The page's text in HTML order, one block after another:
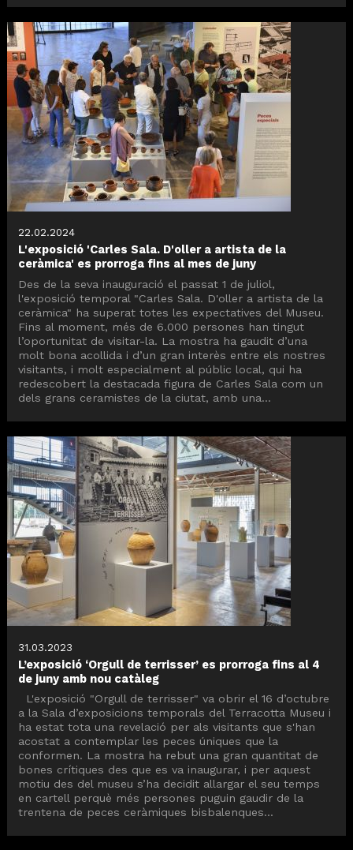
22.02.2024
L'exposició 'Carles Sala. D'oller a artista de la
ceràmica' es prorroga fins al mes de juny
Des de la seva inauguració el passat 1 de juliol,
l'exposició temporal "Carles Sala. D'oller a artista de la
ceràmica" ha superat totes les expectatives del Museu.
Fins al moment, més de 6.000 persones han tingut
l’oportunitat de visitar-la. La mostra ha gaudit d’una
molt bona acollida i d’un gran interès entre els nostres
visitants, i molt especialment al públic local, qui ha
redescobert la destacada figura de Carles Sala com un
dels grans ceramistes de la ciutat, amb una...
31.03.2023
L’exposició ‘Orgull de terrisser’ es prorroga fins al 4
de juny amb nou catàleg
L'exposició "Orgull de terrisser" va obrir el 16 d’octubre
a la Sala d’exposicions temporals del Terracotta Museu i
ha estat tota una revelació per als visitants que s'han
acostat a contemplar les peces úniques que la
conformen. La mostra ha rebut una gran quantitat de
bones crítiques des que es va inaugurar, i per aquest
motiu des del museu s’ha decidit allargar el seu temps
en cartell perquè més persones puguin gaudir de la
trentena de peces ceràmiques bisbalenques...